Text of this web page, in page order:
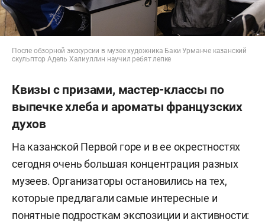
После обзорной экскурсии в музее художника Баки Урманче казанский
скульптор Адель Халиуллин научил ребят лепке
Квизы с призами, мастер-классы по
выпечке хлеба и ароматы французских
духов
На казанской Первой горе и в ее окрестностях
сегодня очень большая концентрация разных
музеев. Организаторы остановились на тех,
которые предлагали самые интересные и
понятные подросткам экспозиции и активности: